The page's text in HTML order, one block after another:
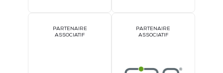
PARTENAIRE
ASSOCIATIF
PARTENAIRE
ASSOCIATIF